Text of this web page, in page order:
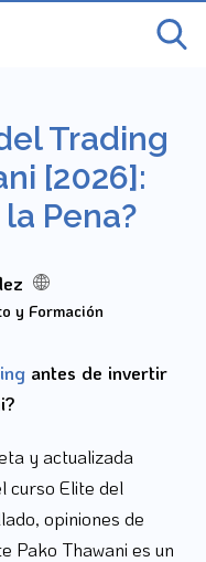
Trading
[2026]:
Pena?
y Formación
antes de invertir
y actualizada
curso Elite del
opiniones de
Pako Thawani es un